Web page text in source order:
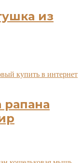
из
рапана